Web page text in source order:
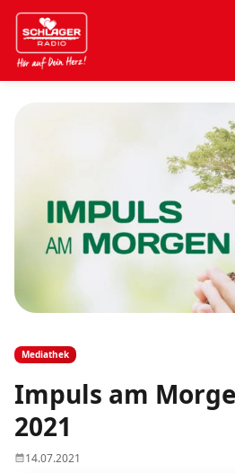
Mediathek
Impuls am
2021
14.07.2021